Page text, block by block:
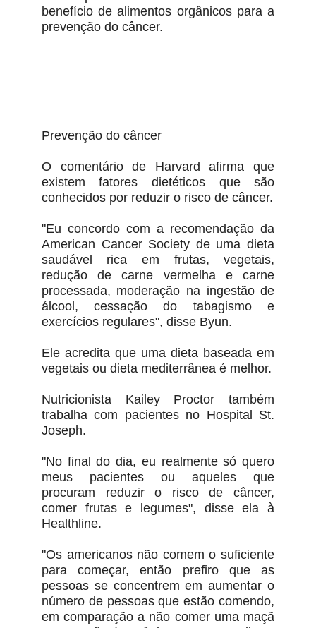
benefício de alimentos orgânicos para a
prevenção do câncer.
Prevenção do câncer
O comentário de Harvard afirma que
existem fatores dietéticos que são
conhecidos por reduzir o risco de câncer.
"Eu concordo com a recomendação da
American Cancer Society de uma dieta
saudável rica em frutas, vegetais,
redução de carne vermelha e carne
processada, moderação na ingestão de
álcool, cessação do tabagismo e
exercícios regulares", disse Byun.
Ele acredita que uma dieta baseada em
vegetais ou dieta mediterrânea é melhor.
Nutricionista Kailey Proctor também
trabalha com pacientes no Hospital St.
Joseph.
"No final do dia, eu realmente só quero
meus pacientes ou aqueles que
procuram reduzir o risco de câncer,
comer frutas e legumes", disse ela à
Healthline.
"Os americanos não comem o suficiente
para começar, então prefiro que as
pessoas se concentrem em aumentar o
número de pessoas que estão comendo,
em comparação a não comer uma maçã